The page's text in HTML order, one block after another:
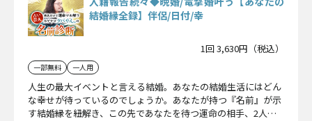
結婚縁全録】伴侶/日付/幸
1回 3,630円（税込）
一部無料 一人用
人生の最大イベントと言える結婚。あなたの結婚生活にはどん
な幸せが待っているのでしょうか。あなたが持つ『名前』が示
す結婚縁を紐解き、この先であなたを待つ運命の相手、2人は